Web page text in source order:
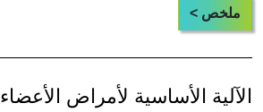
ملخص >
الآلية الأساسية لأمراض الأعضاء